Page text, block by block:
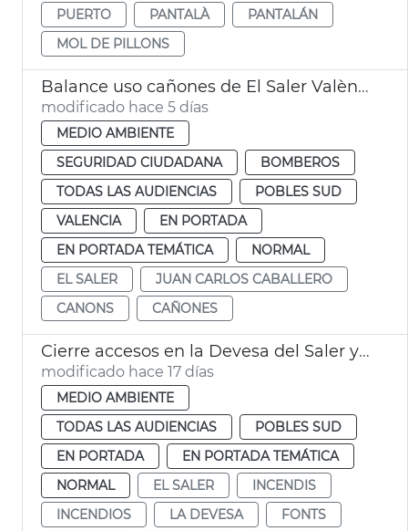
PUERTO PANTALÀ
PANTALÁN
MOL DE PILLONS
Balance uso cañones de El Saler València
modificado hace 5 días
MEDIO AMBIENTE
SEGURIDAD CIUDADANA
BOMBEROS
TODAS LAS AUDIENCIAS
POBLES SUD
VALENCIA
EN PORTADA
EN PORTADA TEMÁTICA
NORMAL
EL SALER
JUAN CARLOS CABALLERO
CANONS
CAÑONES
Cierre accesos en la Devesa del Saler y activación cañones agua València
modificado hace 17 días
MEDIO AMBIENTE
TODAS LAS AUDIENCIAS
POBLES SUD
EN PORTADA
EN PORTADA TEMÁTICA
NORMAL
EL SALER
INCENDIS
INCENDIOS
LA DEVESA
FONTS